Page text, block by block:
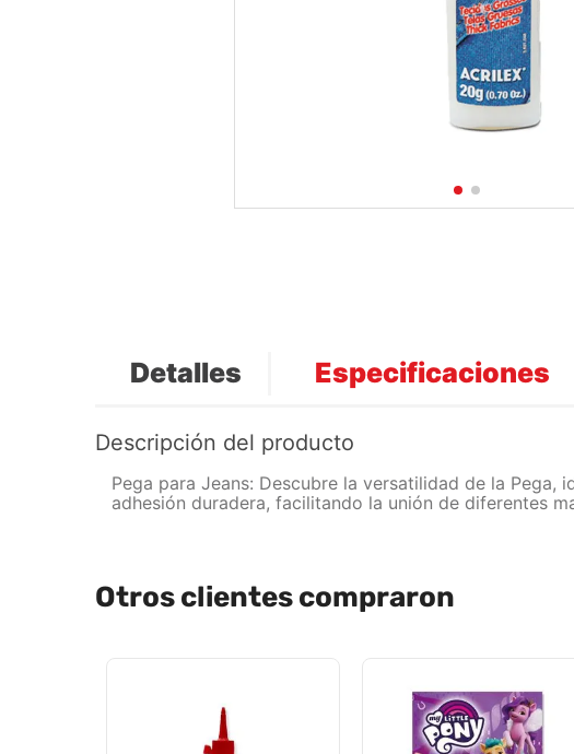
Detalles Especificaciones
Descripción del producto
Pega para Jeans: Descubre la versatilidad de la
adhesión duradera, facilitando la unión de diferentes
Otros clientes compraron